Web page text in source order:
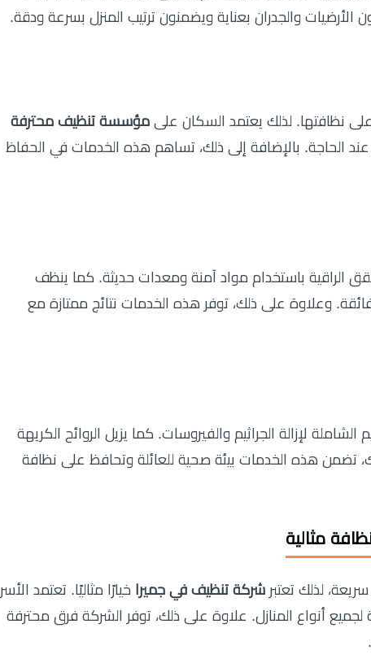
والجدران بعناية ويضمنون ترتيب المنزل بسرعة ودقة.
نظافتها. لذلك يعتمد السكان على مؤسسة تنظيف محترفة
عند الحاجة. بالإضافة إلى ذلك، تساهم هذه الخدمات في الحفاظ
الراقية باستخدام مواد آمنة ومعدات حديثة. كما ينظف
فائقة. وعلاوة على ذلك، توفر هذه الخدمات نتائج ممتازة مع
الشاملة لإزالة الجراثيم والفيروسات. كما يزيل الروائح الكريهة
تضمن هذه الخدمات بيئة صحية للعائلة وتحافظ على نظافة
مثالية
لذلك تعتبر شركة تنظيف في جميرا خيارًا مثاليًا. تعتمد الأسر
أنواع المنازل. علاوة على ذلك، توفر الشركة فرق محترفة